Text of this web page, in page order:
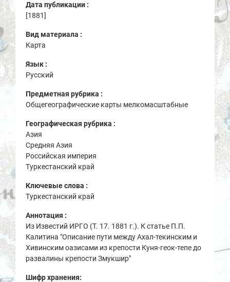
Дата публикации :
[1881]
Вид материала :
Карта
Язык :
Русский
Предметная рубрика :
Общегеографические карты мелкомасштабные
Географическая рубрика :
Азия
Средняя Азия
Российская империя
Туркестанский край
Ключевые слова :
Туркестанский край
Аннотация :
Из Известий ИРГО (Т. 17. 1881 г.). К статье П.П.
Калитина "Описание пути между Ахал-текинским и
Хивинским оазисами из крепости Куня-геок-тепе до
развалины крепости Змукшир"
Шифр хранения: